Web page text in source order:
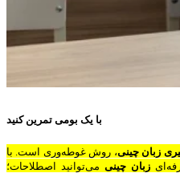
با یک بومی تمرین کنید
زبان چینی، روش غوطه‌وری است. با
زبان چینیمی‌توانید اصطلاحات؛